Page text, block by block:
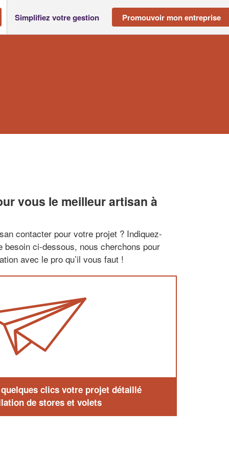
Simplifiez votre gestion Promouvoir mon entreprise
vous le meilleur artisan à
contacter pour votre projet ? Indiquez-
besoin ci-dessous, nous cherchons pour
avec le pro qu’il vous faut !
clics votre projet détaillé
de stores et volets